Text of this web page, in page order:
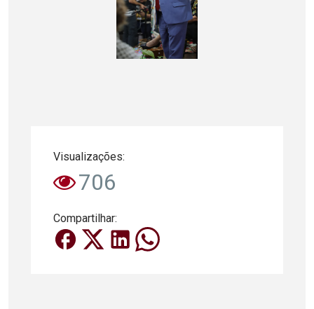
Visualizações:
706
Compartilhar: